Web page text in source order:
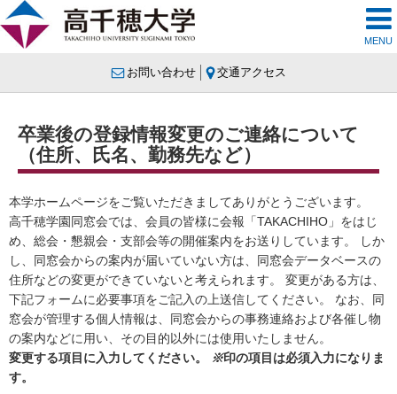
MENU
お問い合わせ 交通アクセス
卒業後の登録情報変更のご連絡について
（住所、氏名、勤務先など）
本学ホームページをご覧いただきましてありがとうございます。
高千穂学園同窓会では、会員の皆様に会報「TAKACHIHO」をはじ
め、総会・懇親会・支部会等の開催案内をお送りしています。 しか
し、同窓会からの案内が届いていない方は、同窓会データベースの
住所などの変更ができていないと考えられます。 変更がある方は、
下記フォームに必要事項をご記入の上送信してください。 なお、同
窓会が管理する個人情報は、同窓会からの事務連絡および各催し物
の案内などに用い、その目的以外には使用いたしません。
変更する項目に入力してください。
※印の項目は必須入力になりま
す。